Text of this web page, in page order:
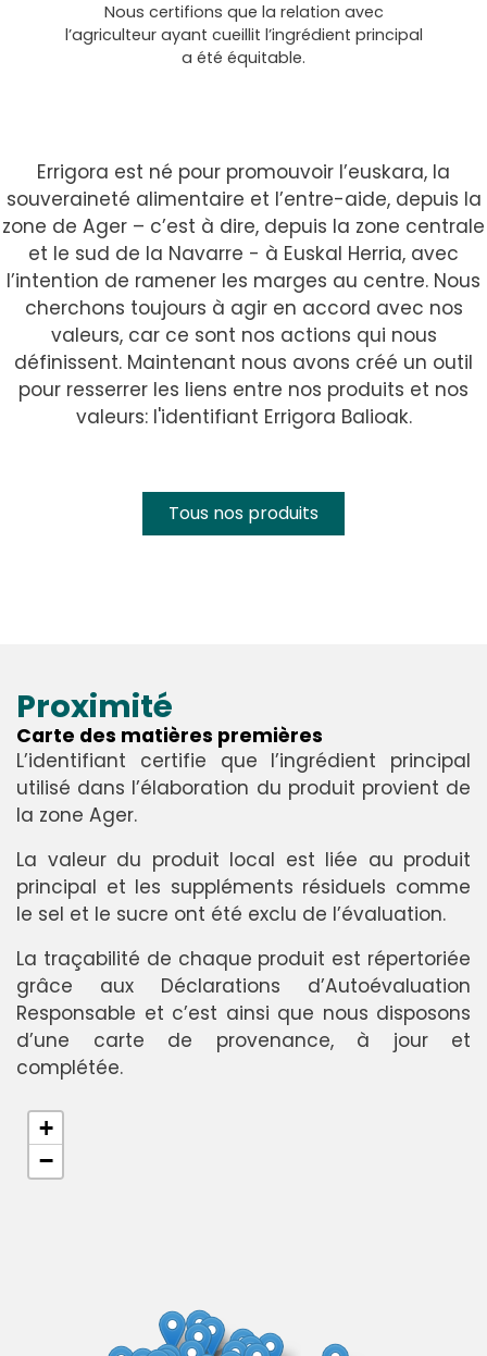
Nous certifions que la relation avec
l’agriculteur ayant cueillit l’ingrédient principal
a été équitable.
Errigora est né pour promouvoir l’euskara, la
souveraineté alimentaire et l’entre-aide, depuis la
zone de Ager – c’est à dire, depuis la zone centrale
et le sud de la Navarre - à Euskal Herria, avec
l’intention de ramener les marges au centre. Nous
cherchons toujours à agir en accord avec nos
valeurs, car ce sont nos actions qui nous
définissent. Maintenant nous avons créé un outil
pour resserrer les liens entre nos produits et nos
valeurs: l'identifiant Errigora Balioak.
Tous nos produits
Proximité
Carte des matières premières
L’identifiant certifie que l’ingrédient principal
utilisé dans l’élaboration du produit provient de
la zone Ager.
La valeur du produit local est liée au produit
principal et les suppléments résiduels comme
le sel et le sucre ont été exclu de l’évaluation.
La traçabilité de chaque produit est répertoriée
grâce aux Déclarations d’Autoévaluation
Responsable et c’est ainsi que nous disposons
d’une carte de provenance, à jour et
complétée.
+
−